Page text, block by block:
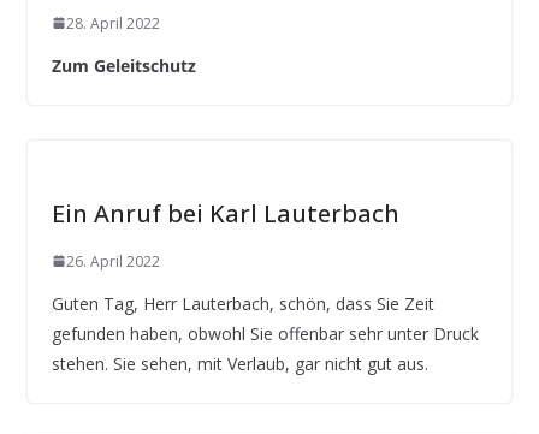
28. April 2022
Zum Geleitschutz
Ein Anruf bei Karl Lauterbach
26. April 2022
Guten Tag, Herr Lauterbach, schön, dass Sie Zeit
gefunden haben, obwohl Sie offenbar sehr unter Druck
stehen. Sie sehen, mit Verlaub, gar nicht gut aus.